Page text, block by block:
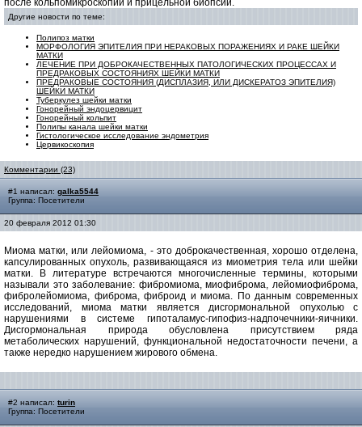
после кольпомикроскопии и прицельной биопсии.
Другие новости по теме:
Полипоз матки
МОРФОЛОГИЯ ЭПИТЕЛИЯ ПРИ НЕРАКОВЫХ ПОРАЖЕНИЯХ И РАКЕ ШЕЙКИ
МАТКИ
ЛЕЧЕНИЕ ПРИ ДОБРОКАЧЕСТВЕННЫХ ПАТОЛОГИЧЕСКИХ ПРОЦЕССАХ И
ПРЕДРАКОВЫХ СОСТОЯНИЯХ ШЕЙКИ МАТКИ
ПРЕДРАКОВЫЕ СОСТОЯНИЯ (ДИСПЛАЗИЯ, ИЛИ ДИСКЕРАТОЗ ЭПИТЕЛИЯ)
ШЕЙКИ МАТКИ
Туберкулез шейки матки
Гонорейный эндоцервицит
Гонорейный кольпит
Полипы канала шейки матки
Гистологическое исследование эндометрия
Цервикоскопия
Комментарии (23)
#1 написал: galka5544
Группа: Посетители
20 февраля 2012 01:30
Миома матки, или лейомиома, - это доброкачественная, хорошо отделена,
капсулированных опухоль, развивающаяся из миометрия тела или шейки
матки.
В литературе встречаются многочисленные термины, которыми
называли это заболевание: фибромиома, миофиброма, лейомиофиброма,
фибролейомиома, фиброма, фиброид и миома. По данным современных
исследований, миома матки является дисгормональной опухолью
с
нарушениями в
системе гипоталамус-гипофиз-надпочечники-яичники.
Дисгормональная
природа обусловлена присутствием
ряда
метаболических нарушений, функциональной недостаточности печени, а
также нередко нарушением жирового обмена.
#2 написал: turin
Группа: Посетители